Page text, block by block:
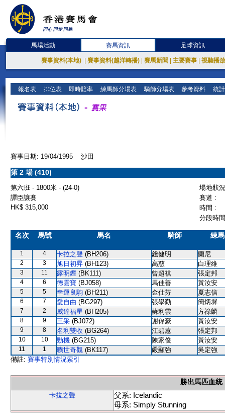
馬場活動 賽馬資訊 足球資訊
賽事資料(本地) 賽事資料(越洋轉播) 賽馬新聞 主要賽事 視聽播
報名表 排位表 即時賠率 練馬師分場表 騎師分場表 參考資料 統
賽事日期: 19/04/1995 沙田
第 2 場 (410)
第六班 - 1800米 - (24-0)
場地狀
譚臣讓賽
賽道 :
HK$ 315,000
時間 :
分段時
名次 馬號 馬名 騎師 練
1 4 卡拉之聲 (BH206) 錢健明 蘭尼
2 3 旭日初昇 (BH123) 高慈 白理維
3 11 露明鏗 (BK111) 曾超祺 張定邦
4 6 德雲寶 (BJ058) 馬佳善 黃汝安
5 5 幸運良駒 (BH211) 金仕芬 夏志信
6 7 愛自由 (BG297) 張學勤 簡炳墀
7 2 威達福星 (BH205) 蘇利雲 方祿麟
8 9 三采 (BJ072) 謝偉豪 黃汝安
9 8 名利雙收 (BG264) 江碧蕙 張定邦
10 10 勁機 (BG215) 陳家俊 黃汝安
11 1 曠世奇觀 (BK117) 嚴顯強
吳定強
備註: 賽事特別情況索引
勝出馬匹血統
卡拉之聲
父系: Icelandic
母系: Simply Stunning